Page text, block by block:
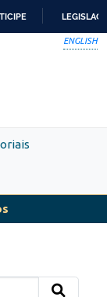
ENGLISH